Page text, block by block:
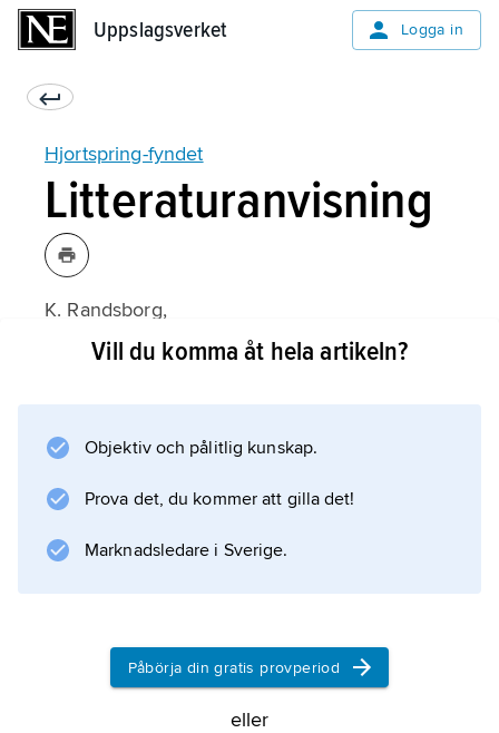
Uppslagsverket Logga in
Hjortspring-fyndet
Litteraturanvisning
K. Randsborg,
Hjortspring: Warfare and Sacrifice in Early
Information om artikeln
Vill du komma åt hela artikeln?
Objektiv och pålitlig kunskap.
Prova det, du kommer att gilla det!
Marknadsledare i Sverige.
Påbörja din gratis provperiod
eller